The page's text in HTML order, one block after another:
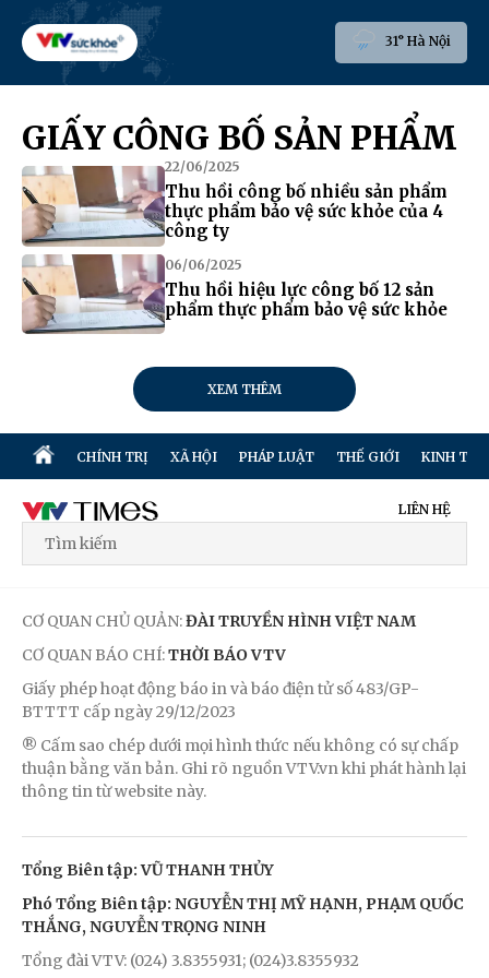
31° Hà Nội
GIẤY CÔNG BỐ SẢN PHẨM
22/06/2025
Thu hồi công bố nhiều sản phẩm
thực phẩm bảo vệ sức khỏe của 4
công ty
06/06/2025
Thu hồi hiệu lực công bố 12 sản
phẩm thực phẩm bảo vệ sức khỏe
XEM THÊM
CHÍNH TRỊ XÃ HỘI PHÁP LUẬT THẾ GIỚI KINH TẾ
LIÊN HỆ
CƠ QUAN CHỦ QUẢN:ĐÀI TRUYỀN HÌNH VIỆT NAM
CƠ QUAN BÁO CHÍ:THỜI BÁO VTV
Giấy phép hoạt động báo in và báo điện tử số 483/GP-
BTTTT cấp ngày 29/12/2023
® Cấm sao chép dưới mọi hình thức nếu không có sự chấp
thuận bằng văn bản. Ghi rõ nguồn VTV.vn khi phát hành lại
thông tin từ website này.
Tổng Biên tập: VŨ THANH THỦY
Phó Tổng Biên tập: NGUYỄN THỊ MỸ HẠNH, PHẠM QUỐC
THẮNG, NGUYỄN TRỌNG NINH
Tổng đài VTV: (024) 3.8355931; (024)3.8355932